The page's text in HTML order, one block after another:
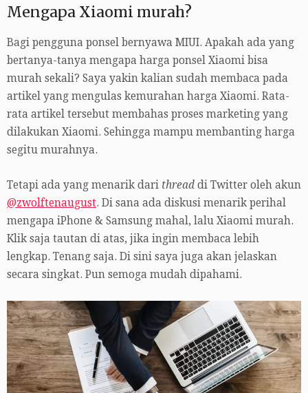
Mengapa Xiaomi murah?
Bagi pengguna ponsel bernyawa MIUI. Apakah ada yang
bertanya-tanya mengapa harga ponsel Xiaomi bisa
murah sekali? Saya yakin kalian sudah membaca pada
artikel yang mengulas kemurahan harga Xiaomi. Rata-
rata artikel tersebut membahas proses marketing yang
dilakukan Xiaomi. Sehingga mampu membanting harga
segitu murahnya.
Tetapi ada yang menarik dari thread di Twitter oleh akun
@zwolftenaugust. Di sana ada diskusi menarik perihal
mengapa iPhone & Samsung mahal, lalu Xiaomi murah.
Klik saja tautan di atas, jika ingin membaca lebih
lengkap. Tenang saja. Di sini saya juga akan jelaskan
secara singkat. Pun semoga mudah dipahami.